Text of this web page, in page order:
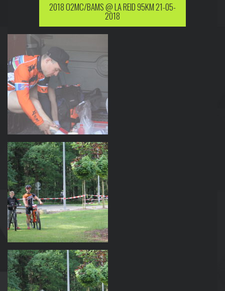
2018 O2MC/BAMS @ LA REID 95KM 21-05-
2018